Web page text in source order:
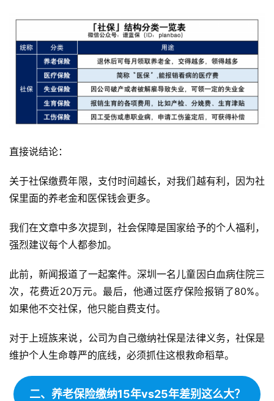
直接说结论：
关于社保缴费年限，支付时间越长，对我们越有利，因为社
保里面的养老金和医保钱会更多。
我们在文章中多次提到，社会保障是国家给予的个人福利，
强烈建议每个人都参加。
此前，新闻报道了一起案件。深圳一名儿童因白血病住院三
次，花费近20万元。最后，他通过医疗保险报销了80%。
如果他不交社保，他只能自费支付。
对于上班族来说，公司为自己缴纳社保是法律义务，社保是
维护个人生命尊严的底线，必须抓住这根救命稻草。
二、养老保险缴纳15年vs25年差别这么大？